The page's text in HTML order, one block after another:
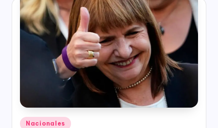
Posted
Nacionales